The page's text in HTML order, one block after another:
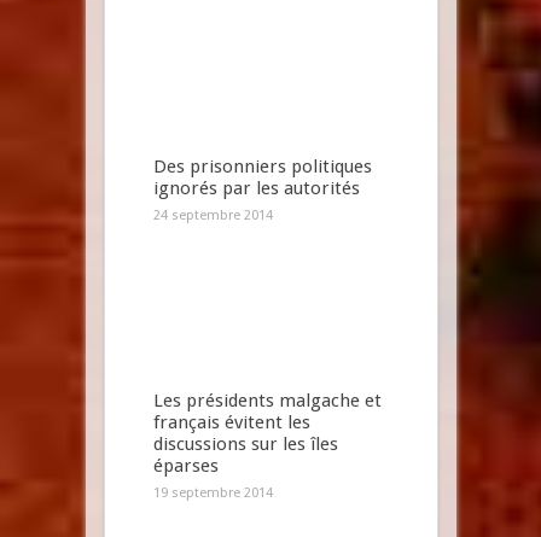
Des prisonniers politiques
ignorés par les autorités
24 septembre 2014
Les présidents malgache et
français évitent les
discussions sur les îles
éparses
19 septembre 2014